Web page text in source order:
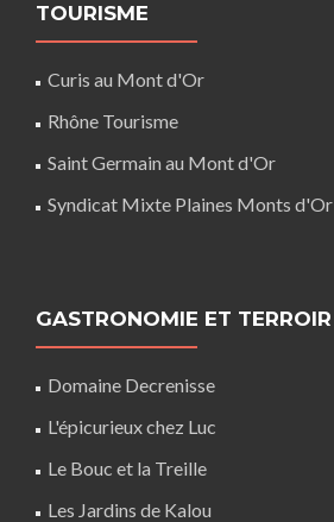
TOURISME
Curis au Mont d'Or
Rhône Tourisme
Saint Germain au Mont d'Or
Syndicat Mixte Plaines Monts d'Or
GASTRONOMIE ET TERROIR
Domaine Decrenisse
L'épicurieux chez Luc
Le Bouc et la Treille
Les Jardins de Kalou